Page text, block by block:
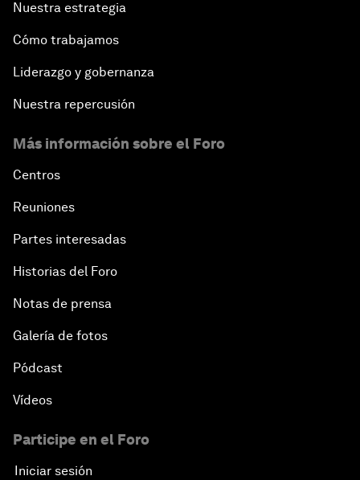
Nuestra estrategia
Cómo trabajamos
Liderazgo y gobernanza
Nuestra repercusión
Más información sobre el Foro
Centros
Reuniones
Partes interesadas
Historias del Foro
Notas de prensa
Galería de fotos
Pódcast
Vídeos
Participe en el Foro
Iniciar sesión